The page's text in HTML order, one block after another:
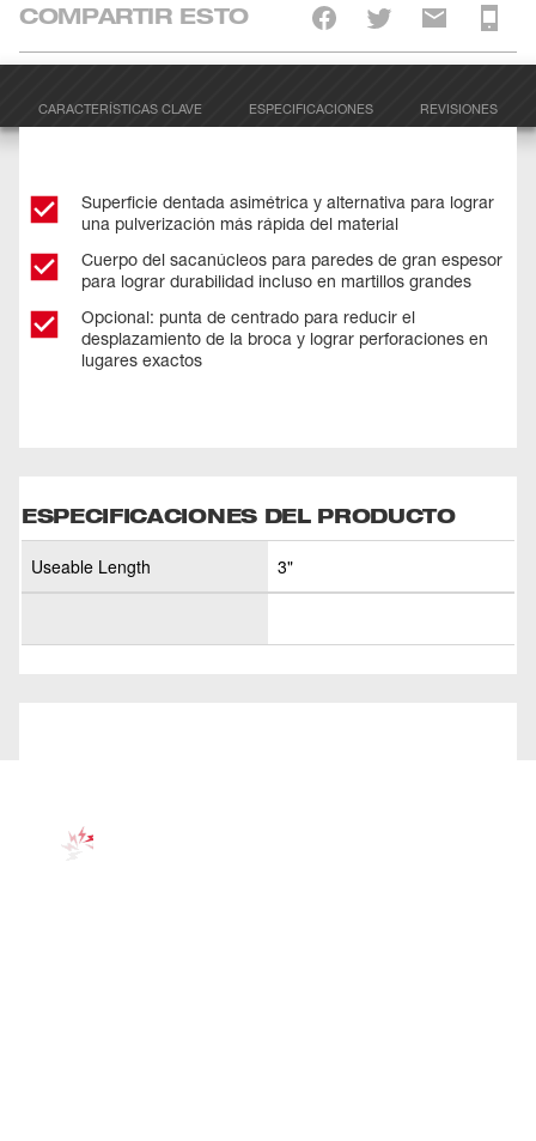
COMPARTIR ESTO
CARACTERÍSTICAS CLAVE ESPECIFICACIONES REVISIONES
Superficie dentada asimétrica y alternativa para lograr
una pulverización más rápida del material
Cuerpo del sacanúcleos para paredes de gran espesor
para lograr durabilidad incluso en martillos grandes
Opcional: punta de centrado para reducir el
desplazamiento de la broca y lograr perforaciones en
lugares exactos
ESPECIFICACIONES DEL PRODUCTO
Useable Length 3"